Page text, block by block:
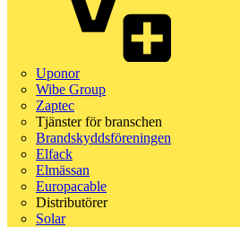
Uponor
Wibe Group
Zaptec
Tjänster för branschen
Brandskyddsföreningen
Elfack
Elmässan
Europacable
Distributörer
Solar